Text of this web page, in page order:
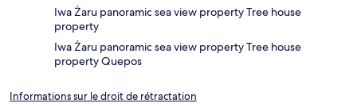
Iwa Żaru panoramic sea view property Tree house
property
Iwa Żaru panoramic sea view property Tree house
property Quepos
Informations sur le droit de rétractation